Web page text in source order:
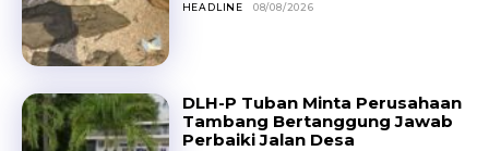
HEADLINE 08/08/2026
DLH-P Tuban Minta Perusahaan
Tambang Bertanggung Jawab
Perbaiki Jalan Desa